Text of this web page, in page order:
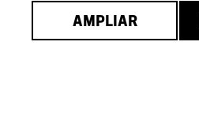
AMPLIAR